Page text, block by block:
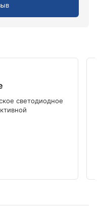
светодиодное